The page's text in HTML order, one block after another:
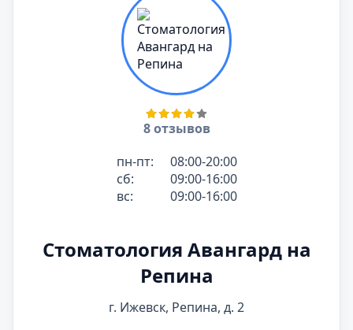
8 отзывов
пн-пт:
08:00-20:00
сб:
09:00-16:00
вс:
09:00-16:00
Стоматология Авангард на
Репина
г. Ижевск, Репина, д. 2